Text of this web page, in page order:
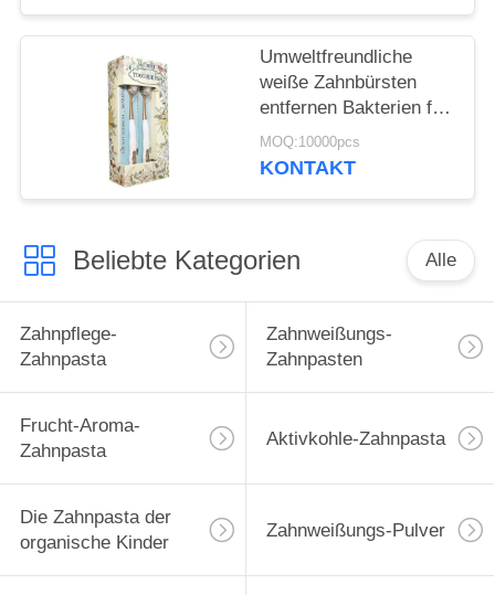
Umweltfreundliche
weiße Zahnbürsten
entfernen Bakterien für
die Reinigung der
Zähne
MOQ:10000pcs
KONTAKT
Beliebte Kategorien Alle
Zahnpflege-
Zahnpasta
Zahnweißungs-
Zahnpasten
Frucht-Aroma-
Zahnpasta
Aktivkohle-Zahnpasta
Die Zahnpasta der
organische Kinder
Zahnweißungs-Pulver